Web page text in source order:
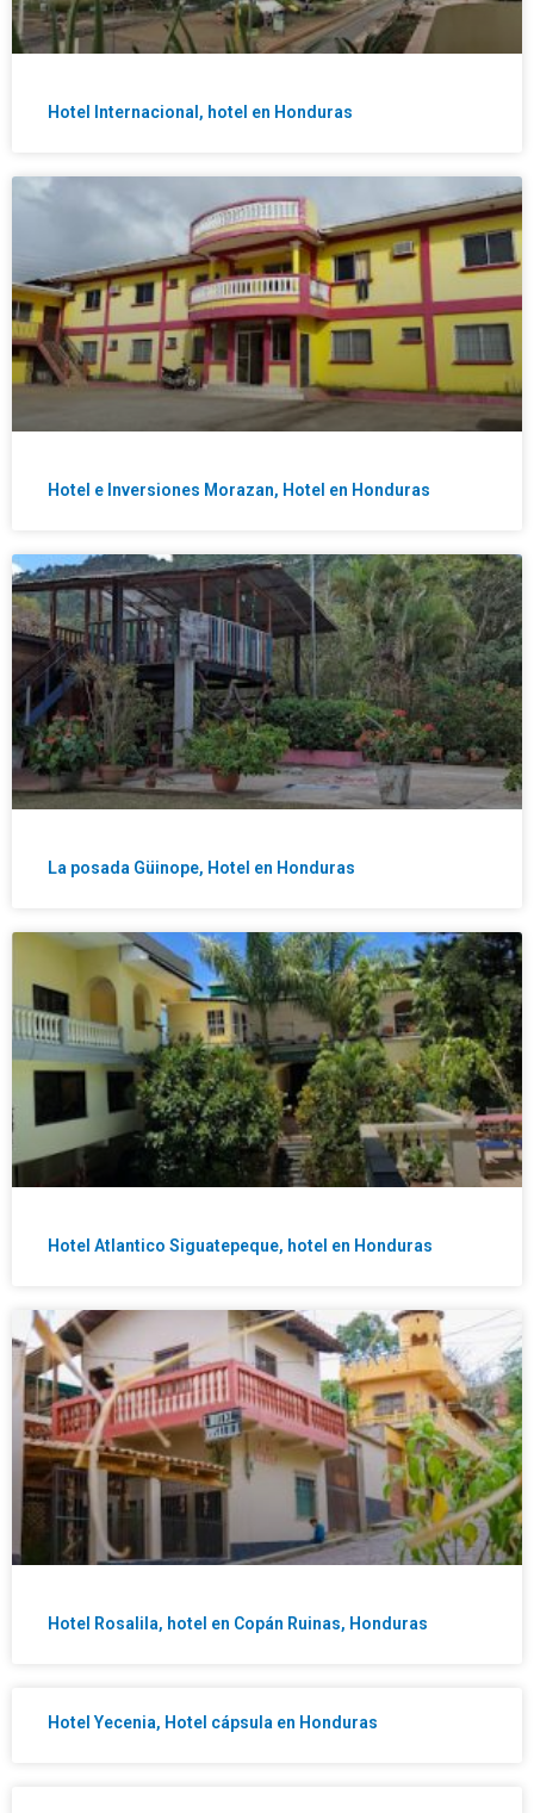
Hotel Internacional, hotel en Honduras
Hotel e Inversiones Morazan, Hotel en Honduras
La posada Güinope, Hotel en Honduras
Hotel Atlantico Siguatepeque, hotel en Honduras
Hotel Rosalila, hotel en Copán Ruinas, Honduras
Hotel Yecenia, Hotel cápsula en Honduras